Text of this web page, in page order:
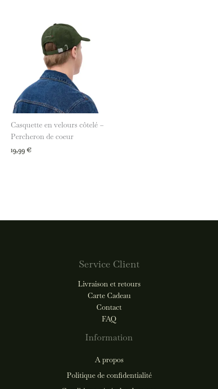
Casquette en velours côtelé –
Percheron de coeur
19,99 €
Service Client
Livraison et retours
Carte Cadeau
Contact
FAQ
Information
A propos
Politique de confidentialité